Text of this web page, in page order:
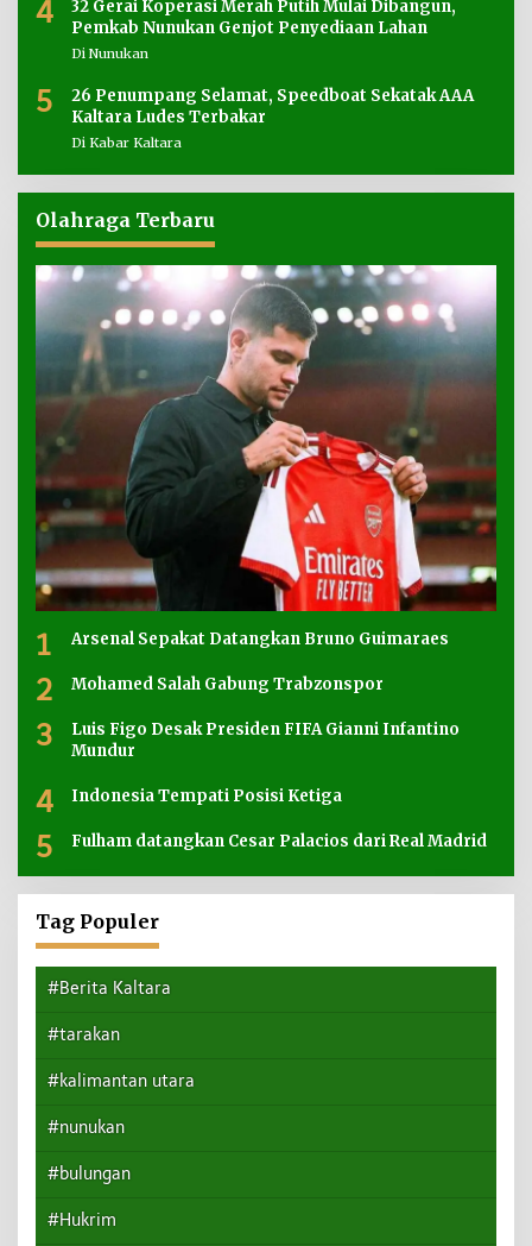
4
32 Gerai Koperasi Merah Putih Mulai Dibangun,
Pemkab Nunukan Genjot Penyediaan Lahan
Di Nunukan
5
26 Penumpang Selamat, Speedboat Sekatak AAA
Kaltara Ludes Terbakar
Di Kabar Kaltara
Olahraga Terbaru
1 Arsenal Sepakat Datangkan Bruno Guimaraes
2 Mohamed Salah Gabung Trabzonspor
3
Luis Figo Desak Presiden FIFA Gianni Infantino
Mundur
4 Indonesia Tempati Posisi Ketiga
5 Fulham datangkan Cesar Palacios dari Real Madrid
Tag Populer
#Berita Kaltara
#tarakan
#kalimantan utara
#nunukan
#bulungan
#Hukrim